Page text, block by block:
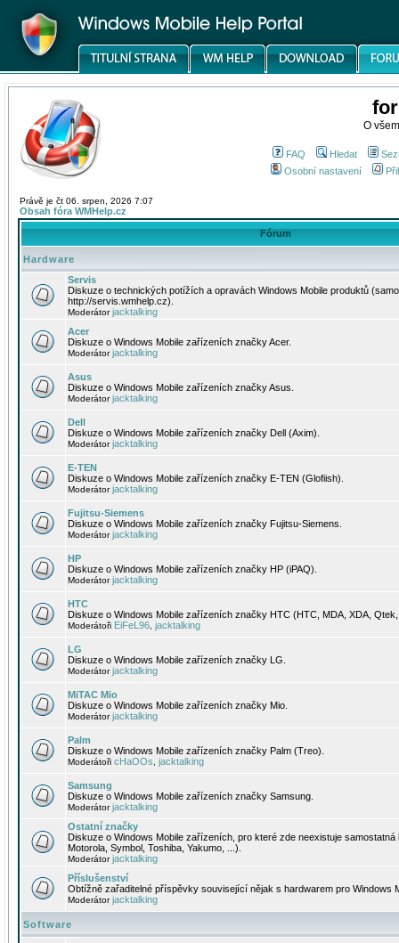
O
FAQ Hledat
Osobní nastavení
Právě je čt 06. srpen, 2026 7:07
Obsah fóra WMHelp.cz
Fórum
Hardware
Servis
Diskuze o technických potížích a opravách Windows Mobile produktů
http://servis.wmhelp.cz).
Moderátorjacktalking
Acer
Diskuze o Windows Mobile zařízeních značky Acer.
Moderátorjacktalking
Asus
Diskuze o Windows Mobile zařízeních značky Asus.
Moderátorjacktalking
Dell
Diskuze o Windows Mobile zařízeních značky Dell (Axim).
Moderátorjacktalking
E-TEN
Diskuze o Windows Mobile zařízeních značky E-TEN (Glofiish).
Moderátorjacktalking
Fujitsu-Siemens
Diskuze o Windows Mobile zařízeních značky Fujitsu-Siemens.
Moderátorjacktalking
HP
Diskuze o Windows Mobile zařízeních značky HP (iPAQ).
Moderátorjacktalking
HTC
Diskuze o Windows Mobile zařízeních značky HTC (HTC, MDA, XDA,
Moderátoři EiFeL96 jacktalking
LG
Diskuze o Windows Mobile zařízeních značky LG.
Moderátorjacktalking
MiTAC Mio
Diskuze o Windows Mobile zařízeních značky Mio.
Moderátorjacktalking
Palm
Diskuze o Windows Mobile zařízeních značky Palm (Treo).
Moderátoři cHaOOs jacktalking
Samsung
Diskuze o Windows Mobile zařízeních značky Samsung.
Moderátorjacktalking
Ostatní značky
Diskuze o Windows Mobile zařízeních, pro které zde neexistuje
Motorola, Symbol, Toshiba, Yakumo, ...).
Moderátorjacktalking
Příslušenství
Obtížně zařaditelné příspěvky související nějak s hardwarem pro Windows
Moderátorjacktalking
Software